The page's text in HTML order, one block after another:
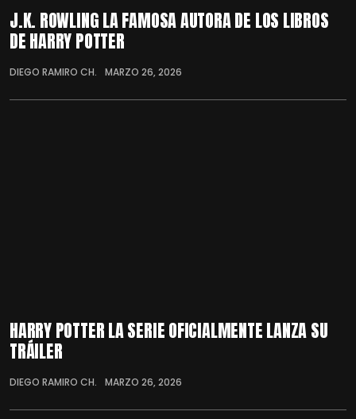
J.K. ROWLING LA FAMOSA AUTORA DE LOS LIBROS
DE HARRY POTTER
DIEGO RAMIRO CH. MARZO 26, 2026
HARRY POTTER LA SERIE OFICIALMENTE LANZA SU
TRÁILER
DIEGO RAMIRO CH. MARZO 26, 2026